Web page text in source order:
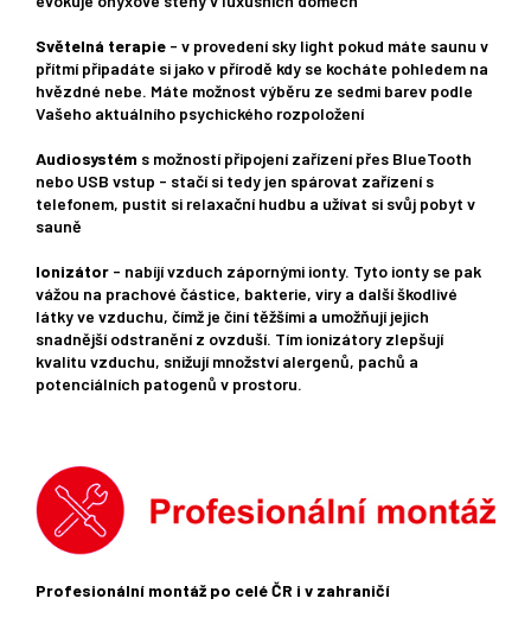
Světelná terapie - v provedení sky light pokud máte saunu v
přítmí připadáte si jako v přírodě kdy se kocháte pohledem na
hvězdné nebe. Máte možnost výběru ze sedmi barev podle
Vašeho aktuálního psychického rozpoložení
Audiosystém s možností připojení zařízení přes BlueTooth
nebo USB vstup - stačí si tedy jen spárovat zařízení s
telefonem, pustit si relaxační hudbu a užívat si svůj pobyt v
sauně
Ionizátor - nabíjí vzduch zápornými ionty. Tyto ionty se pak
vážou na prachové částice, bakterie, viry a další škodlivé
látky ve vzduchu, čímž je činí těžšími a umožňují jejich
snadnější odstranění z ovzduší. Tím ionizátory zlepšují
kvalitu vzduchu, snižují množství alergenů, pachů a
potenciálních patogenů v prostoru.
Profesionální montáž po celé ČR i v zahraničí